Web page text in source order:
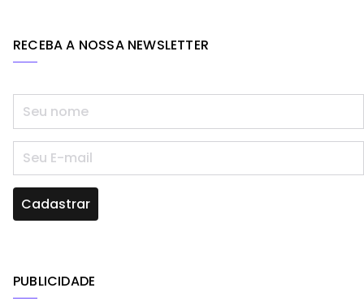
RECEBA A NOSSA NEWSLETTER
PUBLICIDADE